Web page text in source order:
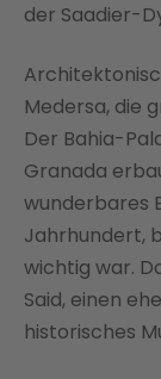
der Saadier-
Medersa, die
Der Bahia-
Granada
wunderbares
Jahrhundert,
wichtig war.
Said, einen
historisches